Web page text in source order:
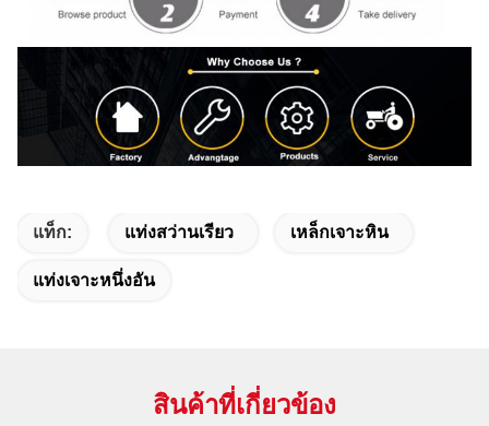
แท็ก: แท่งสว่านเรียว เหล็กเจาะหิน
แท่งเจาะหนึ่งอัน
สินค้าที่เกี่ยวข้อง